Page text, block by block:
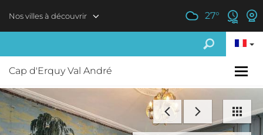
Nos villes à découvrir 27°
Cap d'Erquy Val André